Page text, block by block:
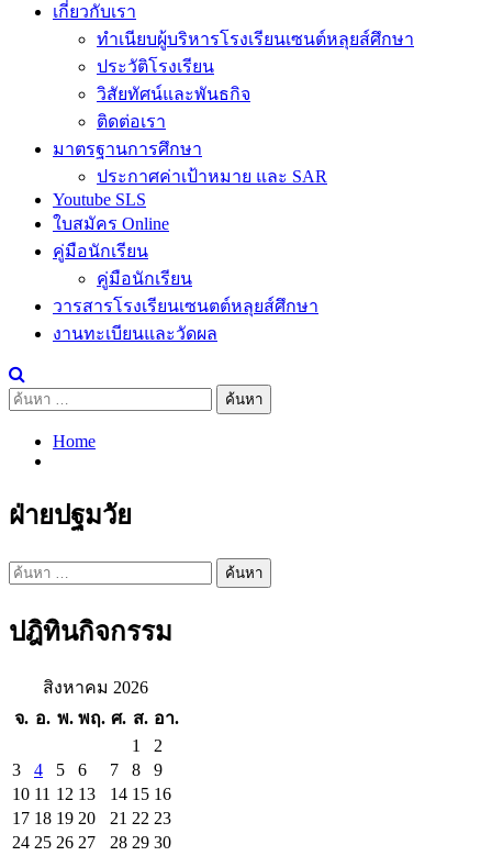
เกี่ยวกับเรา
ทำเนียบผู้บริหารโรงเรียนเซนต์หลุยส์ศึกษา
ประวัติโรงเรียน
วิสัยทัศน์และพันธกิจ
ติดต่อเรา
มาตรฐานการศึกษา
ประกาศค่าเป้าหมาย และ SAR
Youtube SLS
ใบสมัคร Online
คู่มือนักเรียน
คู่มือนักเรียน
วารสารโรงเรียนเซนตต์หลุยส์ศึกษา
งานทะเบียนและวัดผล
ค้นหา
Home
ฝ่ายปฐมวัย
ค้นหา
ปฎิทินกิจกรรม
สิงหาคม 2026
จ. อ. พ. พฤ. ศ. ส. อา.
1
2
3
4 5 6 7 8
9
10 11 12 13 14 15 16
17 18 19 20 21 22 23
24 25 26 27 28 29 30